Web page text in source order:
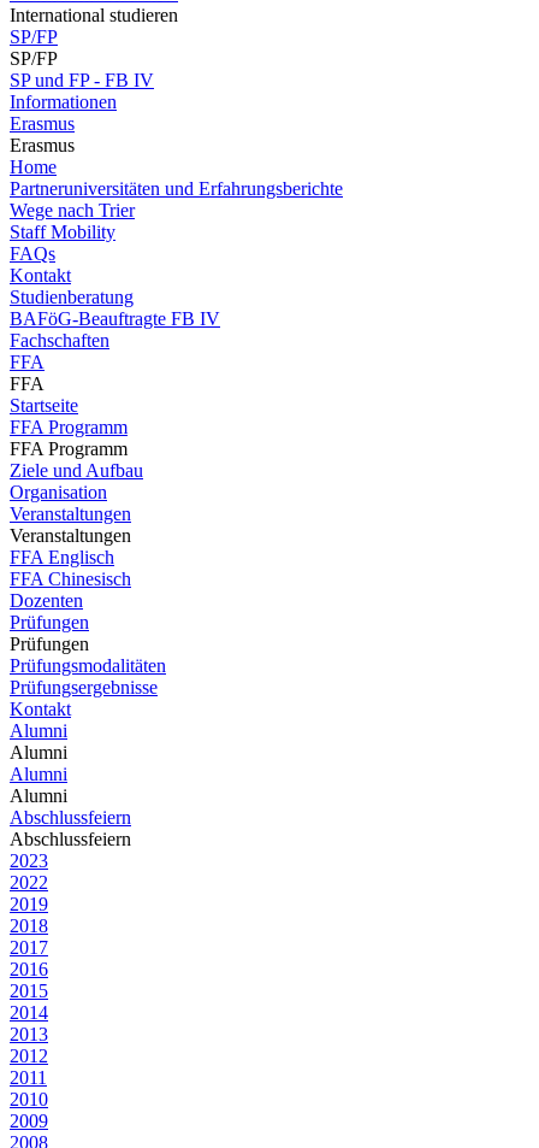
International studieren
SP/FP
SP/FP
SP und FP - FB IV
Informationen
Erasmus
Erasmus
Home
Partneruniversitäten und Erfahrungsberichte
Wege nach Trier
Staff Mobility
FAQs
Kontakt
Studienberatung
BAFöG-Beauftragte FB IV
Fachschaften
FFA
FFA
Startseite
FFA Programm
FFA Programm
Ziele und Aufbau
Organisation
Veranstaltungen
Veranstaltungen
FFA Englisch
FFA Chinesisch
Dozenten
Prüfungen
Prüfungen
Prüfungsmodalitäten
Prüfungsergebnisse
Kontakt
Alumni
Alumni
Alumni
Alumni
Abschlussfeiern
Abschlussfeiern
2023
2022
2019
2018
2017
2016
2015
2014
2013
2012
2011
2010
2009
2008